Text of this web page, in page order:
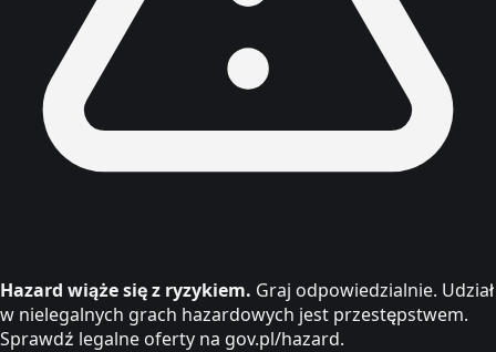
Hazard wiąże się z ryzykiem. Graj odpowiedzialnie. Udział
w nielegalnych grach hazardowych jest przestępstwem.
Sprawdź legalne oferty na gov.pl/hazard.